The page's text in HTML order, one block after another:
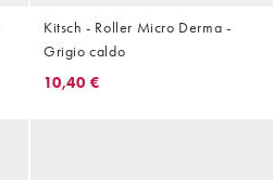
Kitsch - Roller Micro Derma -
Grigio caldo
10,40 €